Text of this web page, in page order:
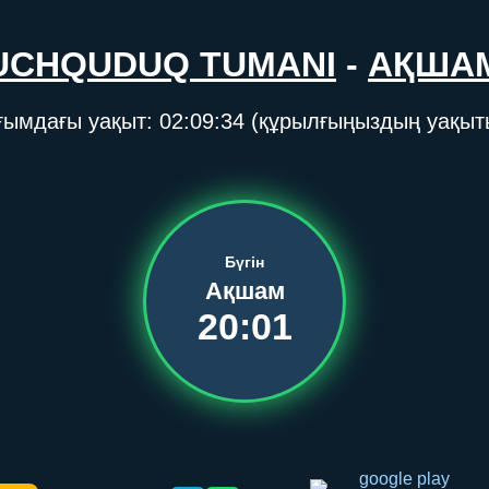
TUMANI -
уақыт: 02:09:34 (құрылғыңыздың
Бүгін
Ақшам
20:01